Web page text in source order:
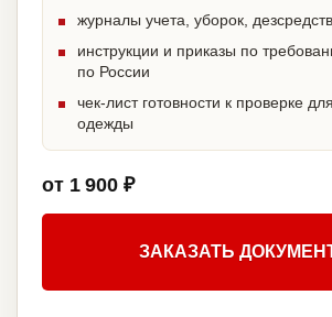
журналы учета, уборок,
инструкции и приказы по
по России
чек-лист готовности к проверке
одежды
от 1 900 ₽
ЗАКАЗАТЬ